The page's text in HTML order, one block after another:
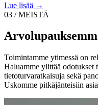
Lue lisää →
03 / MEISTÄ
Toimintamme ytimessä on
Haluamme ylittää odotukset
tietoturvaratkaisuja sekä
Uskomme pitkäjänteisiin